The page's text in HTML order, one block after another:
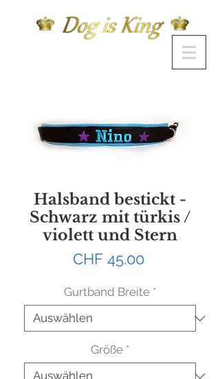
Halsband bestickt -
Schwarz mit türkis /
violett und Stern
CHF 45.00Preis
Gurtband Breite *
Größe *